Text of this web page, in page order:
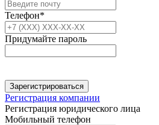
Телефон*
Придумайте пароль
Зарегистрироваться
Регистрация компании
Регистрация юридического лица
Мобильный телефон